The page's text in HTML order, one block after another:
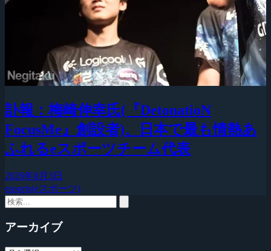
訃報：梅崎伸幸氏(『DetonatioN
FocusMe』創設者)、日本で最も情熱あ
ふれるeスポーツチーム代表
2026年8月3日
esports(eスポーツ)
アーカイブ